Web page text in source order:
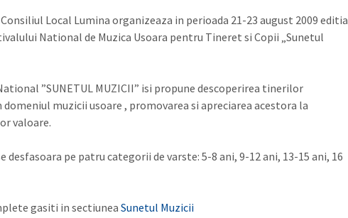
Local Lumina organizeaza in perioada 21-23 august 2009 editia
National de Muzica Usoara pentru Tineret si Copii „Sunetul
”SUNETUL MUZICII” isi propune descoperirea tinerilor
muzicii usoare , promovarea si apreciarea acestora la
valoare.
desfasoara pe patru categorii de varste: 5-8 ani, 9-12 ani, 13-15 ani, 16
gasiti in sectiuneaSunetul Muzicii